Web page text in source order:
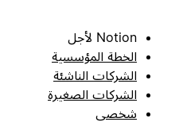
Notion لأجل
الخطة المؤسسية
الشركات الناشئة
الشركات الصغيرة
شخصي